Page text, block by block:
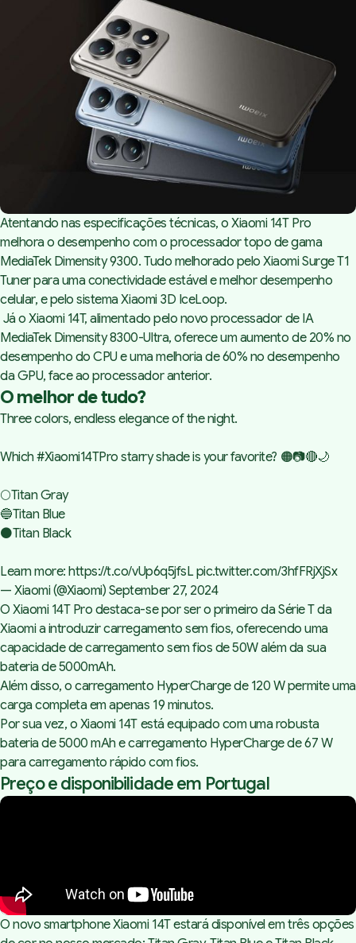
Atentando nas especificações técnicas, o Xiaomi 14T Pro
melhora o desempenho com o processador topo de gama
MediaTek Dimensity 9300. Tudo melhorado pelo Xiaomi Surge T1
Tuner para uma conectividade estável e melhor desempenho
celular, e pelo sistema Xiaomi 3D IceLoop.
Já o Xiaomi 14T, alimentado pelo novo processador de IA
MediaTek Dimensity 8300-Ultra, oferece um aumento de 20% no
desempenho do CPU e uma melhoria de 60% no desempenho
da GPU, face ao processador anterior.
O melhor de tudo?
Three colors, endless elegance of the night.
Which#Xiaomi14TPro starry shade is your favorite? 🟠📷🔴🌙
🌕Titan Gray
🔵Titan Blue
⚫Titan Black
Learn more:https://t.co/vUp6q5jfsLpic.twitter.com/3hfFRjXjSx
— Xiaomi (@Xiaomi) September 27, 2024
O Xiaomi 14T Pro destaca-se por ser o primeiro da Série T da
Xiaomi a introduzir carregamento sem fios, oferecendo uma
capacidade de carregamento sem fios de 50W além da sua
bateria de 5000mAh.
Além disso, o carregamento HyperCharge de 120 W permite uma
carga completa em apenas 19 minutos.
Por sua vez, o Xiaomi 14T está equipado com uma robusta
bateria de 5000 mAh e carregamento HyperCharge de 67 W
para carregamento rápido com fios.
Preço e disponibilidade em Portugal
O novo smartphone Xiaomi 14T estará disponível em três opções